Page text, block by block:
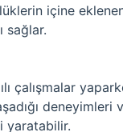
içine
sağlar.
çalışmalar
deneyimleri
yaratabilir.